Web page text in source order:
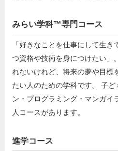
みらい学科™専門コース
「好きなことを仕事にして生
つ資格や技術を身につけたい」
れないけれど、将来の夢や目標
たい人のための学科です。 子
ン・プログラミング・マンガイ
人コースがあります。
進学コース